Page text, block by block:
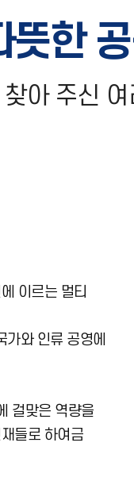
뜻한
아 주신
이르는 멀티
와 인류 공영에
걸맞은 역량을
들로 하여금